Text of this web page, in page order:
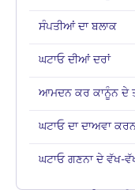
ਸੰਪਤੀਆਂ ਦਾ ਬਲਾਕ
ਘਟਾਓ ਦੀਆਂ ਦਰਾਂ
ਆਮਦਨ ਕਰ ਕਾਨੂੰਨ ਦੇ
ਘਟਾਓ ਦਾ ਦਾਅਵਾ
ਘਟਾਓ ਗਣਨਾ ਦੇ ਵੱਖ-